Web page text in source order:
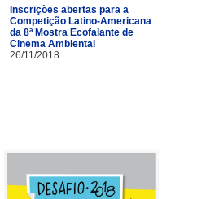
Inscrições abertas para a
Competição Latino-Americana
da 8ª Mostra Ecofalante de
Cinema Ambiental
26/11/2018